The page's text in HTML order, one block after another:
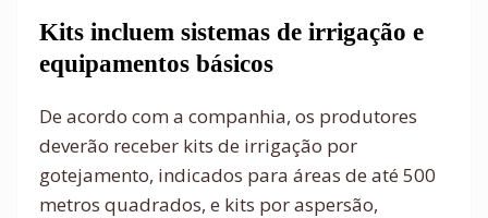
Kits incluem sistemas de irrigação e
equipamentos básicos
De acordo com a companhia, os produtores
deverão receber kits de irrigação por
gotejamento, indicados para áreas de até 500
metros quadrados, e kits por aspersão,